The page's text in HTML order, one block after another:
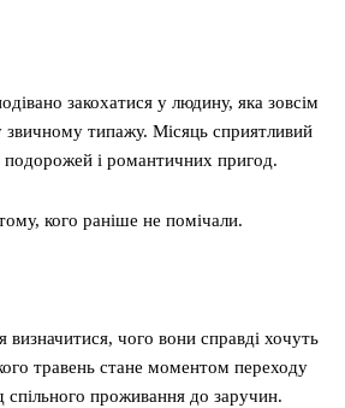
закохатися у людину, яка зовсім
звичному типажу. Місяць сприятливий
і романтичних пригод.
кого раніше не помічали.
визначитися, чого вони справді хочуть
травень стане моментом переходу
спільного проживання до заручин.